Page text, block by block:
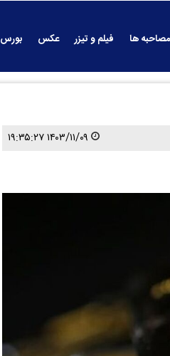
مصاحبه ها فیلم و تیزر عکس بورس
۱۴۰۳/۱۱/۰۹ ۱۹:۳۵:۲۷